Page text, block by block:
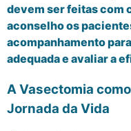
devem ser feitas com
aconselho os
acompanhamento
adequada e avaliar a
A Vasectomia
Jornada da Vida